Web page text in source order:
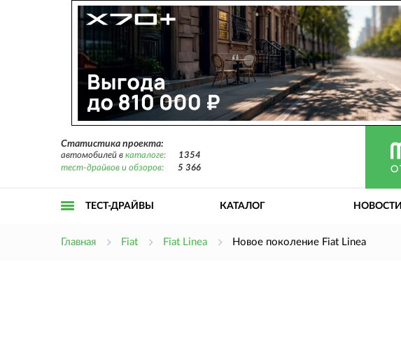
Статистика проекта:
автомобилей в каталоге:
1354
тест-драйвов и обзоров:
5 366
ТЕСТ-ДРАЙВЫ КАТАЛОГ НОВОСТИ
Главная Fiat Fiat Linea Новое поколение Fiat Linea